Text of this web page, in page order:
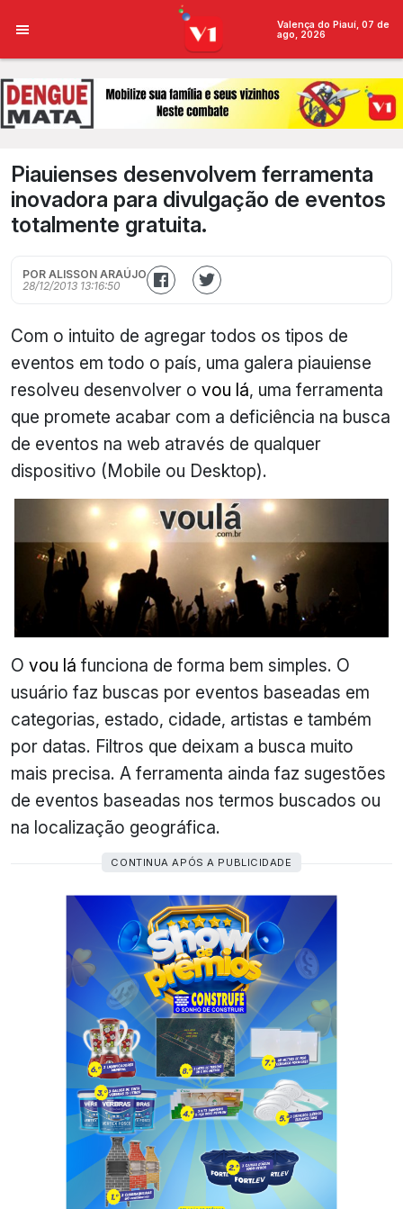
Valença do Piauí, 07 de
ago, 2026
Piauienses desenvolvem ferramenta
inovadora para divulgação de eventos
totalmente gratuita.
POR ALISSON ARAÚJO
28/12/2013 13:16:50
Com o intuito de agregar todos os tipos de
eventos em todo o país, uma galera piauiense
resolveu desenvolver o vou lá, uma ferramenta
que promete acabar com a deficiência na busca
de eventos na web através de qualquer
dispositivo (Mobile ou Desktop).
O vou lá funciona de forma bem simples. O
usuário faz buscas por eventos baseadas em
categorias, estado, cidade, artistas e também
por datas. Filtros que deixam a busca muito
mais precisa. A ferramenta ainda faz sugestões
de eventos baseadas nos termos buscados ou
na localização geográfica.
CONTINUA APÓS A PUBLICIDADE